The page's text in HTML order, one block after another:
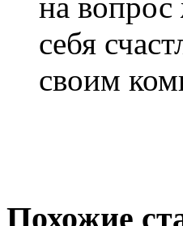
на
себя
своим
Похожие